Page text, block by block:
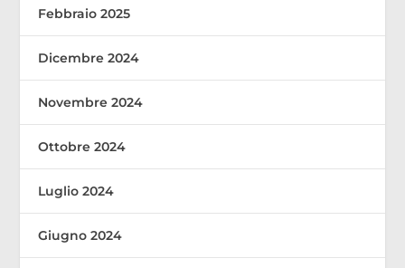
Febbraio 2025
Dicembre 2024
Novembre 2024
Ottobre 2024
Luglio 2024
Giugno 2024